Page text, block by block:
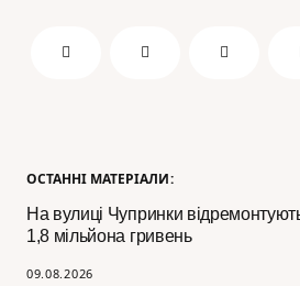
ОСТАННІ МАТЕРІАЛИ:
На вулиці Чупринки
1,8 мільйона гривень
09.08.2026